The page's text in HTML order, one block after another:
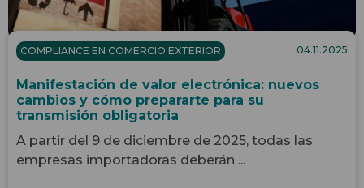
COMPLIANCE EN COMERCIO EXTERIOR 04.11.2025
Manifestación de valor electrónica: nuevos
cambios y cómo prepararte para su
transmisión obligatoria
A partir del 9 de diciembre de 2025, todas las
empresas importadoras deberán ...